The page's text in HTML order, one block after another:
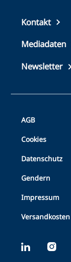
Top
footer
Kontakt
Mediadaten
Newsletter
Bottom
Footer
AGB
Cookies
Datenschutz
Gendern
Impressum
Versandkosten